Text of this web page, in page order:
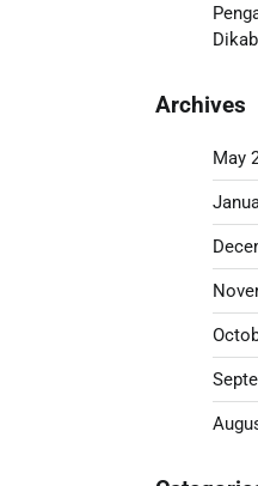
Archives
May